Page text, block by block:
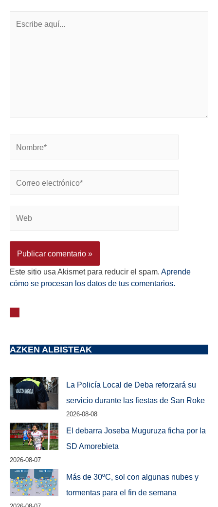
Este sitio usa Akismet para reducir el spam. Aprende
cómo se procesan los datos de tus comentarios.
AZKEN ALBISTEAK
La Policía Local de Deba reforzará su
servicio durante las fiestas de San Roke
2026-08-08
El debarra Joseba Muguruza ficha por la
SD Amorebieta
2026-08-07
Más de 30ºC, sol con algunas nubes y
tormentas para el fin de semana